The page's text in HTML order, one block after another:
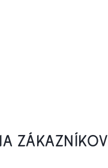
ZÁKAZNÍKOV